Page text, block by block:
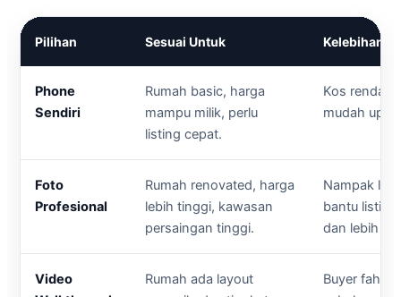
Pilihan Sesuai Untuk Kelebihan
Phone
Sendiri
Rumah basic, harga
mampu milik, perlu
listing cepat.
Kos rendah,
mudah
Foto
Profesional
Rumah renovated, harga
lebih tinggi, kawasan
persaingan tinggi.
Nampak
bantu
dan lebih
Video
Rumah ada layout
Buyer